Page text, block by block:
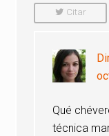
Citar
Comentario
Qué
técnica